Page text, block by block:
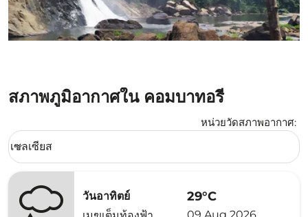
สภาพภูมิอากาศใน คอมบาทอรี่
หน่วยวัดสภาพอากาศ:
Weather unit option เซลเซียส Selected
เซลเซียส
keyboard_arrow_down
วันอาทิตย์
29°C
09 Aug 2026